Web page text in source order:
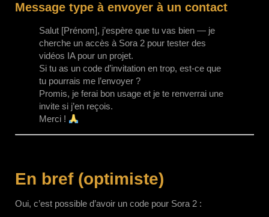
Message type à envoyer à un contact
Salut [Prénom], j’espère que tu vas bien — je
cherche un accès à Sora 2 pour tester des
vidéos IA pour un projet.
Si tu as un code d’invitation en trop, est-ce que
tu pourrais me l’envoyer ?
Promis, je ferai bon usage et je te renverrai une
invite si j’en reçois.
Merci !
En bref (optimiste)
Oui, c’est possible d’avoir un code pour Sora 2 :